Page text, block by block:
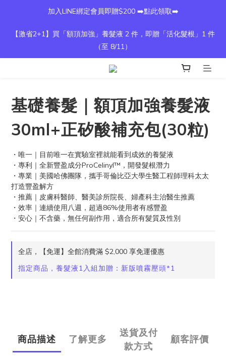
加入LINE綁定會員即贈$200 ➡️點此領取➡️
【激省2+1】買「額頂加強」養髮液 2 件，即贈「活化髮根」1 件
（至 8/11）
基礎養髮｜額頂加強養髮液
30ml+正矽酸補充包(30粒)
・唯一｜目前唯一在實驗室裡就能看到成效的養髮液
・專利｜全新豐盈成分ProCelinyl™，開發髮根潛力
・專業｜美國哈佛團隊，攜手哥倫比亞大學生醫工程師理科太太
打造豐盈解方
・推薦｜皮膚科醫師、醫美診所院長、婦產科主治醫生推薦
・效率｜連續使用八週，超過86%使用者有感豐盈
・安心｜不含藥，無任何副作用，適合所有髮質及性別
全店，【免運】全館消費滿 $2,000 享免運優惠
指定商品，養髮液1入組加贈：新版噴霧壓頭*1
商品描述 了解更多
送貨及付
款方式
顧客評價